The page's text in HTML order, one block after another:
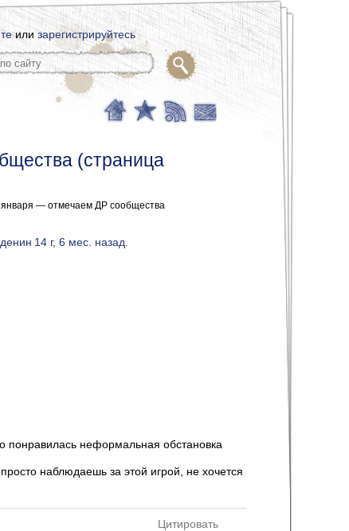
илизарегистрируйтесь
(страница
января — отмечаем ДР сообщества
14 г, 6 мес. назад.
понравилась неформальная обстановка
наблюдаешь за этой игрой, не хочется
Цитировать